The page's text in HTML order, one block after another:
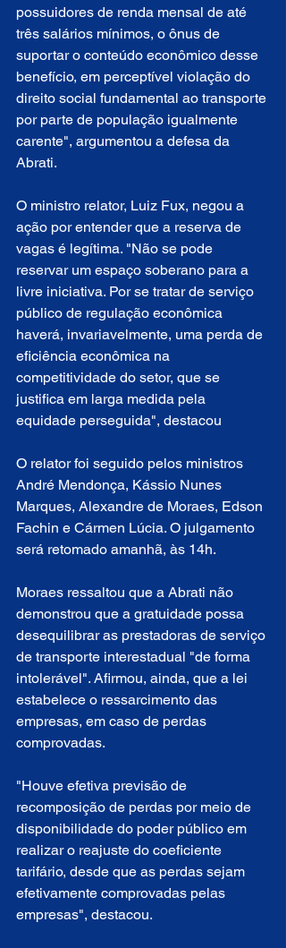
possuidores de renda mensal de até
três salários mínimos, o ônus de
suportar o conteúdo econômico desse
benefício, em perceptível violação do
direito social fundamental ao transporte
por parte de população igualmente
carente", argumentou a defesa da
Abrati.
O ministro relator, Luiz Fux, negou a
ação por entender que a reserva de
vagas é legítima. "Não se pode
reservar um espaço soberano para a
livre iniciativa. Por se tratar de serviço
público de regulação econômica
haverá, invariavelmente, uma perda de
eficiência econômica na
competitividade do setor, que se
justifica em larga medida pela
equidade perseguida", destacou
O relator foi seguido pelos ministros
André Mendonça, Kássio Nunes
Marques, Alexandre de Moraes, Edson
Fachin e Cármen Lúcia. O julgamento
será retomado amanhã, às 14h.
Moraes ressaltou que a Abrati não
demonstrou que a gratuidade possa
desequilibrar as prestadoras de serviço
de transporte interestadual "de forma
intolerável". Afirmou, ainda, que a lei
estabelece o ressarcimento das
empresas, em caso de perdas
comprovadas.
"Houve efetiva previsão de
recomposição de perdas por meio de
disponibilidade do poder público em
realizar o reajuste do coeficiente
tarifário, desde que as perdas sejam
efetivamente comprovadas pelas
empresas", destacou.